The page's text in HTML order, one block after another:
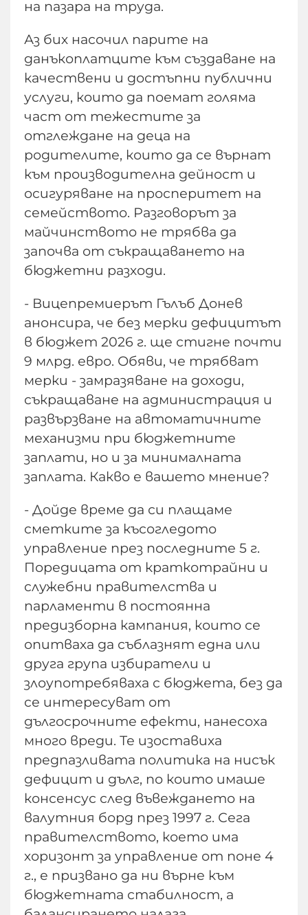
на пазара на труда.
Аз бих насочил парите на
данъкоплатците към създаване на
качествени и достъпни публични
услуги, които да поемат голяма
част от тежестите за
отглеждане на деца на
родителите, които да се върнат
към производителна дейност и
осигуряване на просперитет на
семейството. Разговорът за
майчинството не трябва да
започва от съкращаването на
бюджетни разходи.
- Вицепремиерът Гълъб Донев
анонсира, че без мерки дефицитът
в бюджет 2026 г. ще стигне почти
9 млрд. евро. Обяви, че трябват
мерки - замразяване на доходи,
съкращаване на администрация и
развързване на автоматичните
механизми при бюджетните
заплати, но и за минималната
заплата. Какво е вашето мнение?
- Дойде време да си плащаме
сметките за късогледото
управление през последните 5 г.
Поредицата от краткотрайни и
служебни правителства и
парламенти в постоянна
предизборна кампания, които се
опитваха да съблазнят една или
друга група избиратели и
злоупотребяваха с бюджета, без да
се интересуват от
дългосрочните ефекти, нанесоха
много вреди. Те изоставиха
предпазливата политика на нисък
дефицит и дълг, по които имаше
консенсус след въвеждането на
валутния борд през 1997 г. Сега
правителството, което има
хоризонт за управление от поне 4
г., е призвано да ни върне към
бюджетната стабилност, а